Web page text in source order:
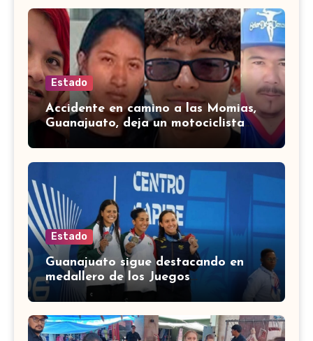
Estado
Accidente en camino a las Momias,
Guanajuato, deja un motociclista
lesionado
Estado
Guanajuato sigue destacando en
medallero de los Juegos
Centroamericanos 2026 con 43
medallas